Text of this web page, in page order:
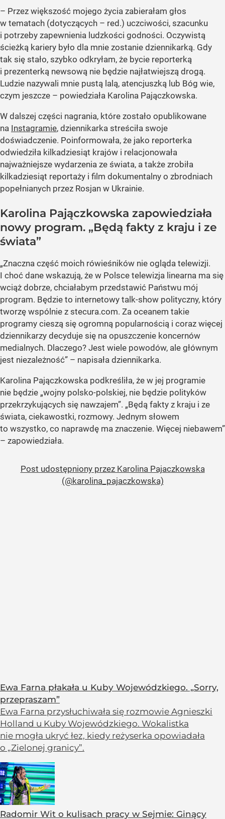
– Przez większość mojego życia zabierałam głos
w tematach (dotyczących – red.) uczciwości, szacunku
i potrzeby zapewnienia ludzkości godności. Oczywistą
ścieżką kariery było dla mnie zostanie dziennikarką. Gdy
tak się stało, szybko odkryłam, że bycie reporterką
i prezenterką newsową nie będzie najłatwiejszą drogą.
Ludzie nazywali mnie pustą lalą, atencjuszką lub Bóg wie,
czym jeszcze – powiedziała Karolina Pajączkowska.
W dalszej części nagrania, które zostało opublikowane
na Instagramie, dziennikarka streściła swoje
doświadczenie. Poinformowała, że jako reporterka
odwiedziła kilkadziesiąt krajów i relacjonowała
najważniejsze wydarzenia ze świata, a także zrobiła
kilkadziesiąt reportaży i film dokumentalny o zbrodniach
popełnianych przez Rosjan w Ukrainie.
Karolina Pajączkowska zapowiedziała
nowy program. „Będą fakty z kraju i ze
świata”
„Znaczna część moich rówieśników nie ogląda telewizji.
I choć dane wskazują, że w Polsce telewizja linearna ma się
wciąż dobrze, chciałabym przedstawić Państwu mój
program. Będzie to internetowy talk-show polityczny, który
tworzę wspólnie z stecura.com. Za oceanem takie
programy cieszą się ogromną popularnością i coraz więcej
dziennikarzy decyduje się na opuszczenie koncernów
medialnych. Dlaczego? Jest wiele powodów, ale głównym
jest niezależność” – napisała dziennikarka.
Karolina Pajączkowska podkreśliła, że w jej programie
nie będzie „wojny polsko-polskiej, nie będzie polityków
przekrzykujących się nawzajem”. „Będą fakty z kraju i ze
świata, ciekawostki, rozmowy. Jednym słowem
to wszystko, co naprawdę ma znaczenie. Więcej niebawem”
– zapowiedziała.
Post udostępniony przez Karolina Pajaczkowska
(@karolina_pajaczkowska)
Ewa Farna płakała u Kuby Wojewódzkiego. „Sorry,
przepraszam”
Ewa Farna przysłuchiwała się rozmowie Agnieszki
Holland u Kuby Wojewódzkiego. Wokalistka
nie mogła ukryć łez, kiedy reżyserka opowiadała
o „Zielonej granicy”.
Radomir Wit o kulisach pracy w Sejmie: Ginący